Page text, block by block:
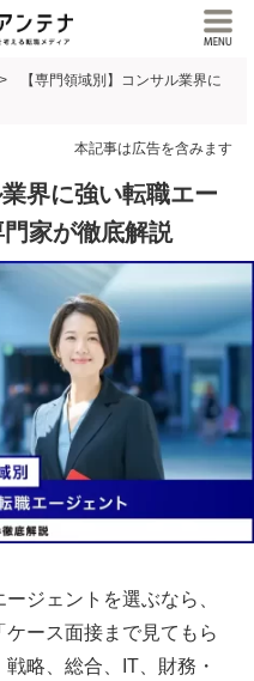
【専門領域別】コンサル業界に
本記事は広告を含みます
界に強い転職エー
家が徹底解説
ジェントを選ぶなら、
ース面接まで見てもら
略、総合、IT、財務・